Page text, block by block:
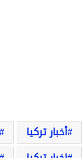
أخبار تركيا